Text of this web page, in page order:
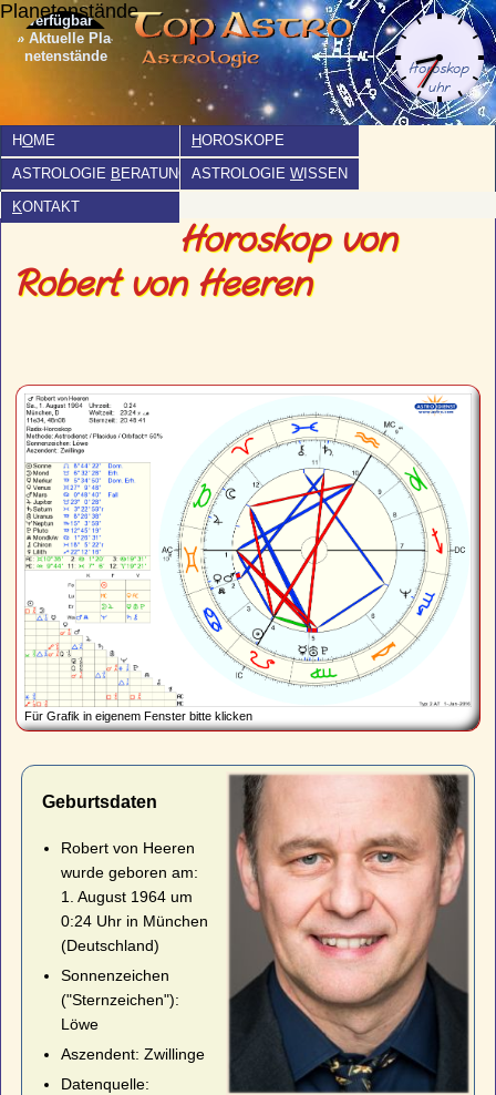
Planetenstände
» Aktuelle Pla­
netenstände
HOME HOROSKOPE
ASTROLOGIE B ERATUNG ASTROLOGIE W ISSEN
KONTAKT
Horoskop von
Robert von Heeren
Für Grafik in eigenem Fenster bitte klicken
Geburtsdaten
Robert von Heeren
wurde geboren am:
1. August 1964 um
0:24 Uhr in München
(Deutschland)
Sonnenzeichen
("Sternzeichen"):
Löwe
Aszendent: Zwillinge
Datenquelle: